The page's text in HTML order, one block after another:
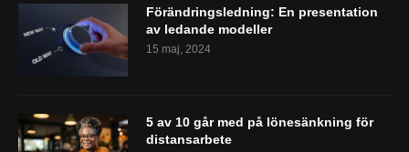
Förändringsledning: En presentation
av ledande modeller
15 maj, 2024
5 av 10 går med på lönesänkning för
distansarbete